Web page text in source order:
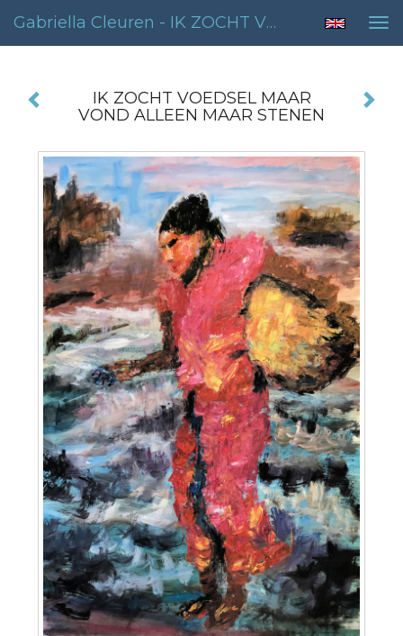
Gabriella Cleuren - IK ZOCHT VOEDSEL MAAR VOND ALLEEN MAAR STENEN
IK ZOCHT VOEDSEL MAAR
VOND ALLEEN MAAR STENEN